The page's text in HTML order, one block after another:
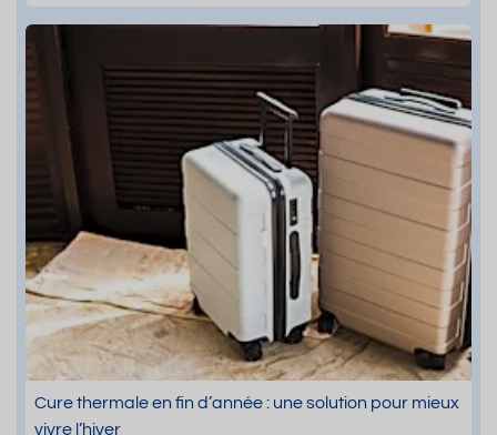
Cure thermale en fin d’année : une solution pour mieux
vivre l’hiver